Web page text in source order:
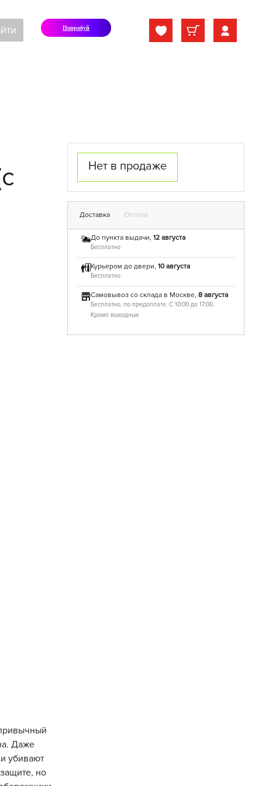
Попробуй
Даже
убивают
но
Нет в продаже
Доставка Оплата
До пункта выдачи, 12 августа
Бесплатно
Курьером до двери, 10 августа
Бесплатно
Самовывоз со склада в Москве, 8 августа
Бесплатно, по предоплате. С 10:00 до 17:00.
Кроме выходных